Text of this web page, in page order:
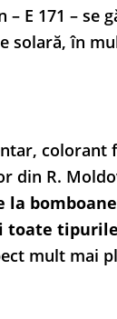
E 171 – se
solară, în
din R.
la
toate
mult mai